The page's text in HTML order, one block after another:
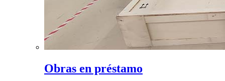
Obras en préstamo